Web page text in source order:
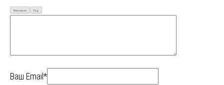
Визуально Код
Ваш Email*